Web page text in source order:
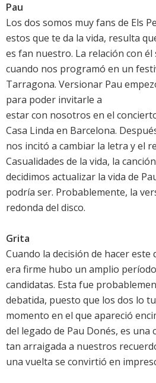
Pau
Los dos somos muy fans de Els
estos que te da la vida, resulta
es fan nuestro. La relación con
cuando nos programó en un
Tarragona. Versionar Pau
para poder invitarle a
estar con nosotros en el
Casa Linda en Barcelona.
nos incitó a cambiar la letra y el
Casualidades de la vida, la
decidimos actualizar la vida de
podría ser. Probablemente, la
redonda del disco.
Grita
Cuando la decisión de hacer este
era firme hubo un amplio
candidatas. Esta fue
debatida, puesto que los dos lo
momento en el que apareció
del legado de Pau Donés, es una
tan arraigada a nuestros
una vuelta se convirtió en